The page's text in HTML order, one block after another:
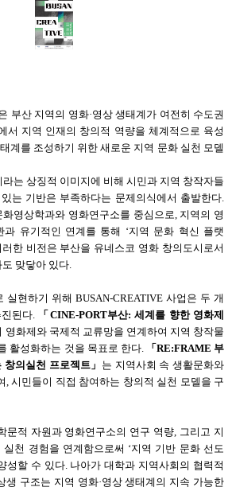
부산 지역의 영화·영상 생태계가 여전히 수도권
서 지역 인재의 창의적 역량을 체계적으로 육성
계를 조성하기 위한 새로운 지역 문화 실천 모델
라는 상징적 이미지에 비해 시민과 지역 창작자들
는 기반은 부족하다는 문제의식에서 출발한다
영상학과와 영화연구소를 중심으로 지역의 영
과 유기적인 연계를 통해 ‘지역 문화 혁신 플랫
러한 비전은 부산을 유네스코 영화 창의도시로서
맞닿아 있다
실현하기 위해 BUSAN-CREATIVE 사업은 두 개
된다. 「 CINE-PORT부산:세계를 향한 영화제
영화제와 국제적 교류망을 연계하여 지역 창작물
활성화하는 것을 목표로 한다. 「 RE:FRAME 부
창의실천 프로젝트」 는 지역사회 속 생활문화와
,시민들이 직접 참여하는 창의적 실천 모델을 구
문적 자원과 영화연구소의 연구 역량 그리고 지
천 경험을 연계함으로써 ‘지역 기반 문화 선도
성할 수 있다. 나아가 대학과 지역사회의 협력적
생 구조는 지역 영화·영상 생태계의 지속 가능한